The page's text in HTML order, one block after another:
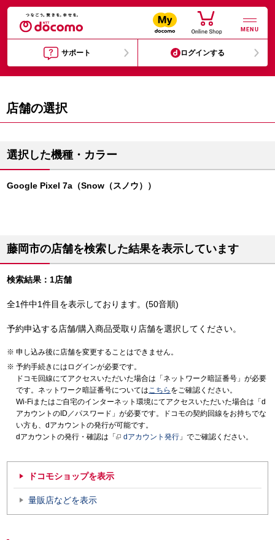
MENU
サポート ログインする
店舗の選択
選択した機種・カラー
Google Pixel 7a（Snow（スノウ））
藤岡市の店舗を検索した結果を表示しています
検索結果：1店舗
全1件中1件目を表示しております。(50音順)
予約申込する店舗/購入商品受取り店舗を選択してください。
申し込み後に店舗を変更することはできません。
予約手続きにはログインが必要です。
ドコモ回線にてアクセスいただいた場合は「ネットワーク暗証番号」が必要
です。ネットワーク暗証番号についてはこちら をご確認ください。
Wi-Fiまたはご自宅のインターネット環境にてアクセスいただいた場合は「d
アカウントのID／パスワード」が必要です。ドコモの契約回線をお持ちでな
い方も、dアカウントの発行が可能です。
dアカウントの発行・確認は「
dアカウント発行 」でご確認ください。
ドコモショップを表示
量販店などを表示